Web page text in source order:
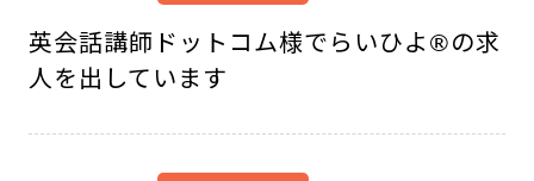
英会話講師ドットコム様でらいひよ®︎の求
人を出しています